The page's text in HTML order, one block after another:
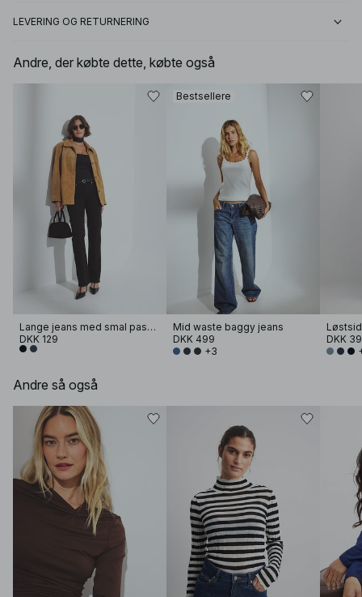
LEVERING OG RETURNERING
Andre, der købte dette, købte også
Lange jeans med smal pasform og mellemhøj talje
DKK 129
Bestsellere
Mid waste baggy jeans
DKK 499
+3
DKK
Andre så også